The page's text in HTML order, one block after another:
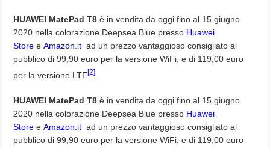
HUAWEI MatePad T8è in vendita da oggi fino al 15 giugno
2020 nella colorazione Deepsea Blue presso Huawei
Store eAmazon.it ad un prezzo vantaggioso consigliato al
pubblico di 99,90 euro per la versione WiFi, e di 119,00 euro
per la versione LTE[2]
HUAWEI MatePad T8è in vendita da oggi fino al 15 giugno
2020 nella colorazione Deepsea Blue presso Huawei
Store eAmazon.it ad un prezzo vantaggioso consigliato al
pubblico di 99,90 euro per la versione WiFi, e di 119,00 euro